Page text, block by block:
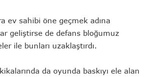
ev sahibi öne geçmek adına
geliştirse de defans bloğumuz
ile bunları uzaklaştırdı.
da oyunda baskıyı ele alan